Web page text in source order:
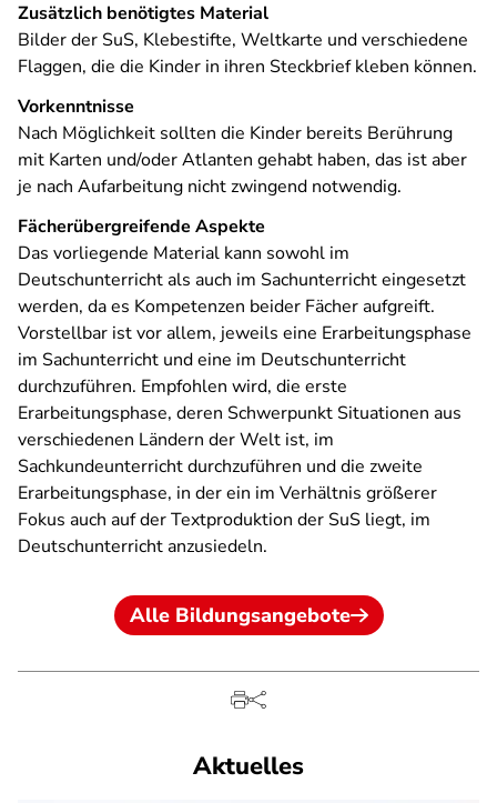
Zusätzlich benötigtes Material
Bilder der SuS, Klebestifte, Weltkarte und verschiedene
Flaggen, die die Kinder in ihren Steckbrief kleben können.
Vorkenntnisse
Nach Möglichkeit sollten die Kinder bereits Berührung
mit Karten und/oder Atlanten gehabt haben, das ist aber
je nach Aufarbeitung nicht zwingend notwendig.
Fächerübergreifende Aspekte
Das vorliegende Material kann sowohl im
Deutschunterricht als auch im Sachunterricht eingesetzt
werden, da es Kompetenzen beider Fächer aufgreift.
Vorstellbar ist vor allem, jeweils eine Erarbeitungsphase
im Sachunterricht und eine im Deutschunterricht
durchzuführen. Empfohlen wird, die erste
Erarbeitungsphase, deren Schwerpunkt Situationen aus
verschiedenen Ländern der Welt ist, im
Sachkundeunterricht durchzuführen und die zweite
Erarbeitungsphase, in der ein im Verhältnis größerer
Fokus auch auf der Textproduktion der SuS liegt, im
Deutschunterricht anzusiedeln.
Alle Bildungsangebote
Aktuelles